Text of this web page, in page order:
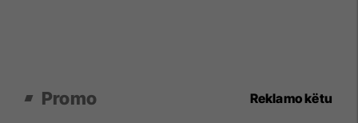
Promo Reklamo këtu